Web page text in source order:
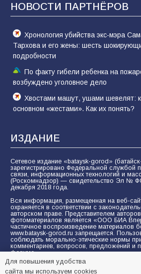
76 05.08.2026
НОВОСТИ ПАРТНЁРОВ
Хронология убийства экс-мэра
Тархова и его жены: шесть
подробности
По факту гибели ребенка на
возбуждено уголовное дело
Хвостами машут, ушами шевелят:
основном «жестами». Как их понять?
ИЗДАНИЕ
Сетевое издание «bataysk-gorod»
зарегистрировано Федеральной службой
связи, информационных технологий и
(Роскомнадзор) — свидетельство Эл №
декабря 2018 года.
Вся информация, размещенная на веб-
охраняется в соответствии с
авторском праве. Представителем
фотоматериалов является «ООО БИА
частичное воспроизведение материалов
www.bataysk-gorod.ru запрещается.
соблюдать морально-этические нормы
комментариев, вопросов, предложений и
форуме.
Политика конфиденциальности и защиты
Для повышения удобства
сайта мы используем cookies